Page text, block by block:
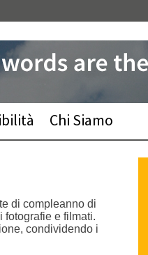
Chi Siamo
di compleanno di
fotografie e filmati.
condividendo i